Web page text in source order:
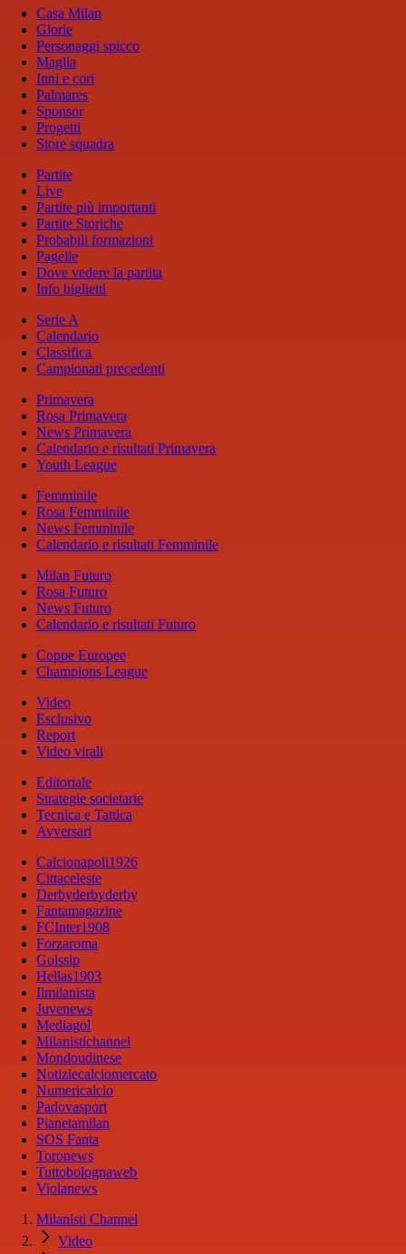
Casa Milan
Glorie
Personaggi spicco
Maglia
Inni e cori
Palmares
Sponsor
Progetti
Store squadra
Partite
Live
Partite più importanti
Partite Storiche
Probabili formazioni
Pagelle
Dove vedere la partita
Info biglietti
Serie A
Calendario
Classifica
Campionati precedenti
Primavera
Rosa Primavera
News Primavera
Calendario e risultati Primavera
Youth League
Femminile
Rosa Femminile
News Femminile
Calendario e risultati Femminile
Milan Futuro
Rosa Futuro
News Futuro
Calendario e risultati Futuro
Coppe Europee
Champions League
Video
Esclusivo
Report
Video virali
Editoriale
Strategie societarie
Tecnica e Tattica
Avversari
Calcionapoli1926
Cittaceleste
Derbyderbyderby
Fantamagazine
FCInter1908
Forzaroma
Golssip
Hellas1903
Ilmilanista
Juvenews
Mediagol
Milanistichannel
Mondoudinese
Notiziecalciomercato
Numericalcio
Padovasport
Pianetamilan
SOS Fanta
Toronews
Tuttobolognaweb
Violanews
Milanisti Channel
Video